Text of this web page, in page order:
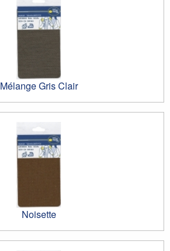
Mélange Gris Clair
Noisette